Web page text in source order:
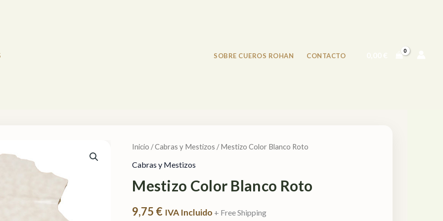
SOBRE CUEROS ROHAN CONTACTO
Inicio /Cabras y Mestizos / Mestizo Color Blanco Roto
Cabras y Mestizos
Mestizo Color Blanco Roto
9,75 € IVA Incluido + Free Shipping
Color
Blanco
cantidad